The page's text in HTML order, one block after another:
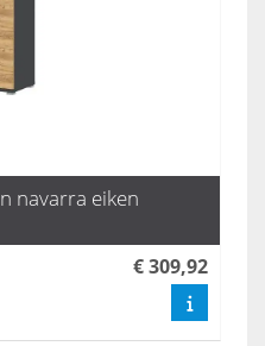
navarra eiken
€ 309,92